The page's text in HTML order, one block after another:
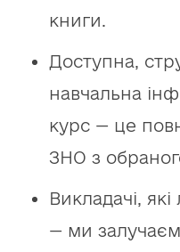
книги.
Доступна,
навчальна
курс — це
ЗНО з
Викладачі,
— ми